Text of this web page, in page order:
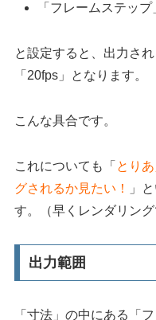
「フレームステップ
と設定すると、出力さ
「20fps」となります。
こんな具合です。
これについても「 とり
グされるか見たい！
」
す。（早くレンダリング
出力範囲
「寸法」の中にある「